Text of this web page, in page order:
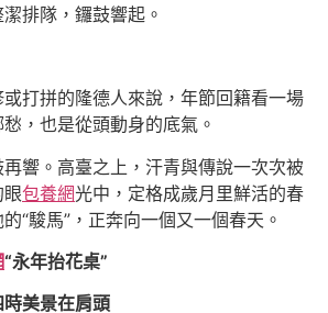
排隊，鑼鼓響起。
打拼的隆德人來說，年節回籍看一場
，也是從頭動身的底氣。
響。高臺之上，汗青與傳說一次次被
包養網光中，定格成歲月里鮮活的春
“駿馬”，正奔向一個又一個春天。
“永年抬花桌”
美景在肩頭